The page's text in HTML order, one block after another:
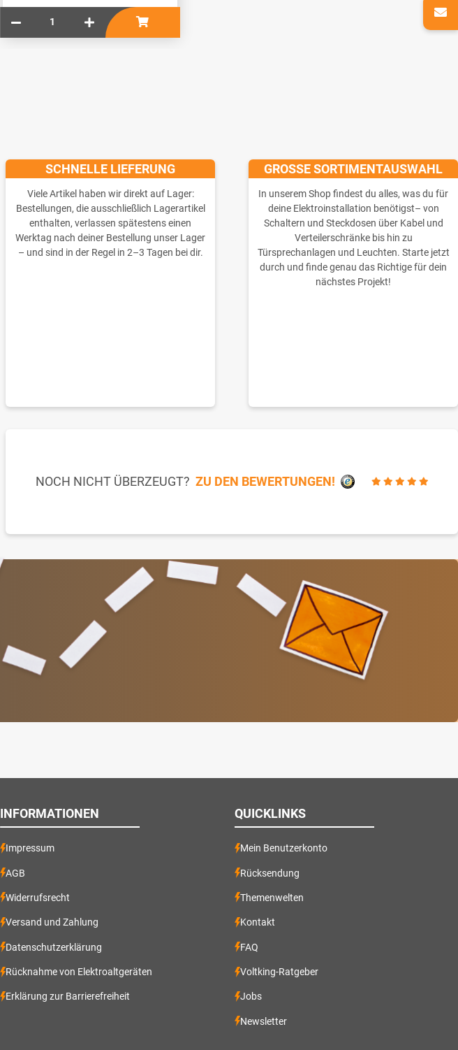
SCHNELLE LIEFERUNG
Viele Artikel haben wir direkt auf Lager:
Bestellungen, die ausschließlich Lagerartikel
enthalten, verlassen spätestens einen
Werktag nach deiner Bestellung unser Lager
– und sind in der Regel in 2–3 Tagen bei dir.
GROSSE SORTIMENTAUSWAHL
In unserem Shop findest du alles, was du für
deine Elektroinstallation benötigst– von
Schaltern und Steckdosen über Kabel und
Verteilerschränke bis hin zu
Türsprechanlagen und Leuchten. Starte jetzt
durch und finde genau das Richtige für dein
nächstes Projekt!
NOCH NICHT ÜBERZEUGT? ZU DEN BEWERTUNGEN!
INFORMATIONEN
Impressum
AGB
Widerrufsrecht
Versand und Zahlung
Datenschutzerklärung
Rücknahme von Elektroaltgeräten
Erklärung zur Barrierefreiheit
QUICKLINKS
Mein Benutzerkonto
Rücksendung
Themenwelten
Kontakt
FAQ
Voltking-Ratgeber
Jobs
Newsletter